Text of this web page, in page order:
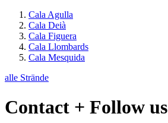
Cala Agulla
Cala Deià
Cala Figuera
Cala Llombards
Cala Mesquida
alle Strände
Contact + Follow us